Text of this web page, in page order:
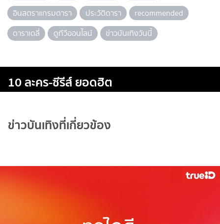
อินสตราแกรมดารา
ประวัติดารา
recommended
ดาราเดลี่
ดูทีวีออนไลน์ ข่าวบันเทิงวันนี้
10 ละคร-ซีรีส์ ยอดฮิต
ข่าวบันเทิงที่เกี่ยวข้อง